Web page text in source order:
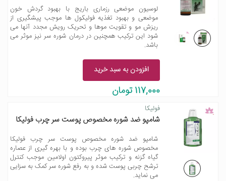
لوسیون موضعی رزماری باریج با بهبود گردش خون
موضعی و بهبود تغذیه فولیکول ها موجب پیشگیری از
ریزش مو و تقویت موها و تحریک رویش مجدد آنها می
شود این ترکیب همچنین در درمان شوره سر نیز موثر می
باشد.
افزودن به سبد خرید
117,000 تومان
فولیکا
شامپو ضد شوره مخصوص پوست سر چرب فولیکا
شامپو ضد شوره مخصوص پوست سر چرب فولیکا
مخصوص شوره های چرب بوده و با بهره گیری از عصاره
گیاه گزنه و ترکیب موثر پیروکتون اولامین موجب کنترل
ترشح چربی پوست شده و به رفع شوره سر کمک به سزایی
می نماید.